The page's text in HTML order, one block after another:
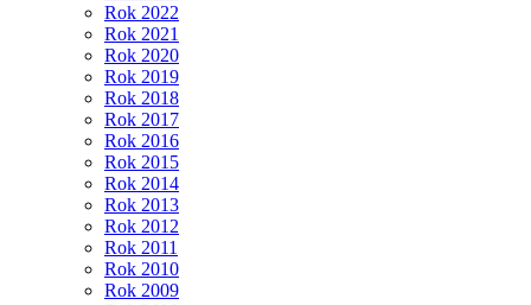
Rok 2022
Rok 2021
Rok 2020
Rok 2019
Rok 2018
Rok 2017
Rok 2016
Rok 2015
Rok 2014
Rok 2013
Rok 2012
Rok 2011
Rok 2010
Rok 2009